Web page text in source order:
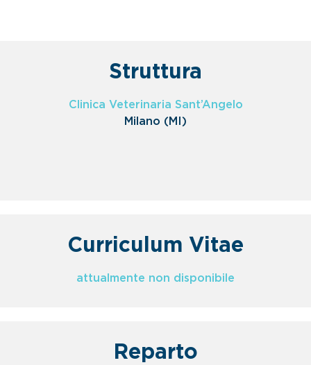
Struttura
Clinica Veterinaria Sant’Angelo
Milano (MI)
Curriculum Vitae
attualmente non disponibile
Reparto